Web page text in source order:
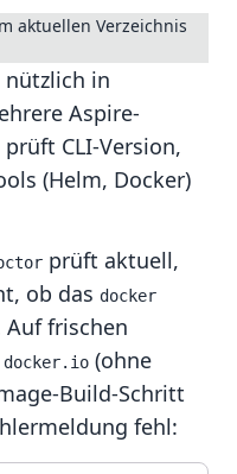
aktuellen Verzeichnis
nützlich in
Aspire-
CLI-Version,
(Helm, Docker)
prüft aktuell,
ob das docker
frischen
docker.io (ohne
Build-Schritt
fehl: